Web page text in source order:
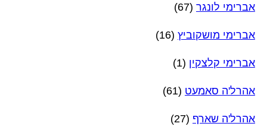
אברימי לונגר (67)
אברימי מושקוביץ (16)
אברימי קלצקין (1)
אהרל'ה סאמעט (61)
אהרל'ה שארף (27)